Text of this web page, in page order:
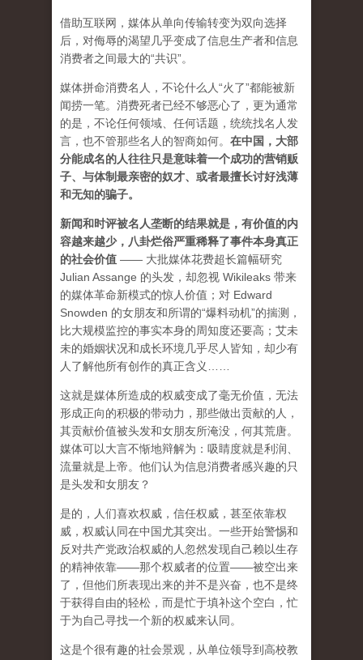
借助互联网，媒体从单向传输转变为双向选择
后，对侮辱的渴望几乎变成了信息生产者和信息
消费者之间最大的“共识”。
媒体拼命消费名人，不论什么人“火了”都能被新
闻捞一笔。消费死者已经不够恶心了，更为通常
的是，不论任何领域、任何话题，统统找名人发
言，也不管那些名人的智商如何。 在中国，大部
分能成名的人往往只是意味着一个成功的营销贩
子、与体制最亲密的奴才、或者最擅长讨好浅薄
和无知的骗子。
新闻和时评被名人垄断的结果就是，有价值的内
容越来越少，八卦烂俗严重稀释了事件本身真正
的社会价值 —— 大批媒体花费超长篇幅研究
Julian Assange 的头发，却忽视 Wikileaks 带来
的媒体革命新模式的惊人价值；对 Edward
Snowden 的女朋友和所谓的“爆料动机”的揣测，
比大规模监控的事实本身的周知度还要高；艾未
未的婚姻状况和成长环境几乎尽人皆知，却少有
人了解他所有创作的真正含义……
这就是媒体所造成的权威变成了毫无价值，无法
形成正向的积极的带动力，那些做出贡献的人，
其贡献价值被头发和女朋友所淹没，何其荒唐。
媒体可以大言不惭地辩解为：吸睛度就是利润、
流量就是上帝。他们认为信息消费者感兴趣的只
是头发和女朋友？
是的，人们喜欢权威，信任权威，甚至依靠权
威，权威认同在中国尤其突出。一些开始警惕和
反对共产党政治权威的人忽然发现自己赖以生存
的精神依靠——那个权威者的位置——被空出来
了，但他们所表现出来的并不是兴奋，也不是终
于获得自由的轻松，而是忙于填补这个空白，忙
于为自己寻找一个新的权威来认同。
这是个很有趣的社会景观，从单位领导到高校教